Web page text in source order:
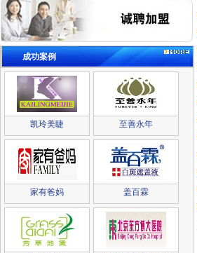
成功案例
凯玲美睫 至善永年
家有爸妈 盖百霖